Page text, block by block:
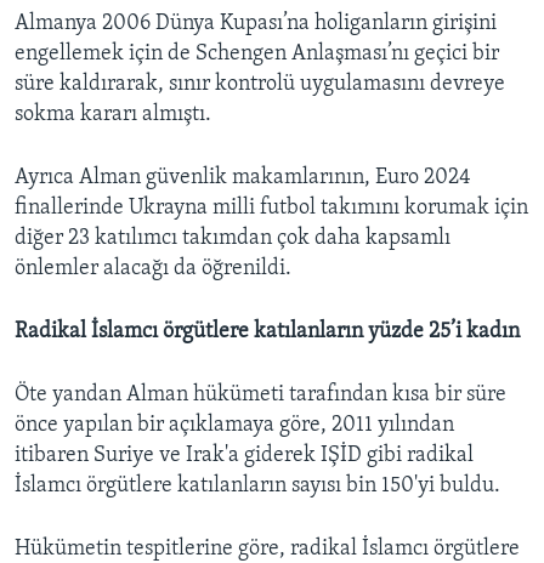
Almanya 2006 Dünya Kupası’na holiganların girişini
engellemek için de Schengen Anlaşması’nı geçici bir
süre kaldırarak, sınır kontrolü uygulamasını devreye
sokma kararı almıştı.
Ayrıca Alman güvenlik makamlarının, Euro 2024
finallerinde Ukrayna milli futbol takımını korumak için
diğer 23 katılımcı takımdan çok daha kapsamlı
önlemler alacağı da öğrenildi.
Radikal İslamcı örgütlere katılanların yüzde 25’i kadın
Öte yandan Alman hükümeti tarafından kısa bir süre
önce yapılan bir açıklamaya göre, 2011 yılından
itibaren Suriye ve Irak'a giderek IŞİD gibi radikal
İslamcı örgütlere katılanların sayısı bin 150'yi buldu.
Hükümetin tespitlerine göre, radikal İslamcı örgütlere